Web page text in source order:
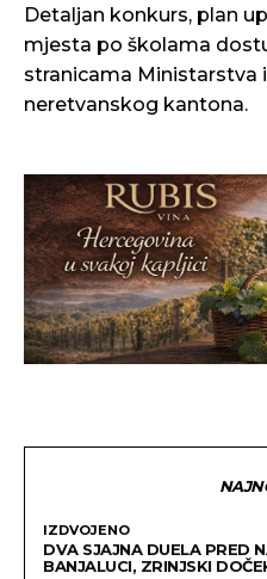
Detaljan konkurs, plan
mjesta po školama
stranicama Ministarstva
neretvanskog kantona.
IZDVOJENO
DVA SJAJNA DUELA PRED
BANJALUCI, ZRINJSKI